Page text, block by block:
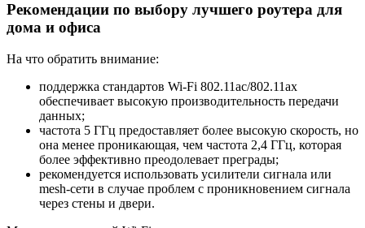
Рекомендации по выбору лучшего роутера для
дома и офиса
На что обратить внимание:
поддержка стандартов Wi-Fi 802.11ac/802.11ax
обеспечивает высокую производительность передачи
данных;
частота 5 ГГц предоставляет более высокую скорость, но
она менее проникающая, чем частота 2,4 ГГц, которая
более эффективно преодолевает преграды;
рекомендуется использовать усилители сигнала или
mesh-сети в случае проблем с проникновением сигнала
через стены и двери.